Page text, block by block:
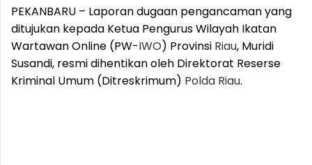
PEKANBARU – Laporan dugaan pengancaman yang
ditujukan kepada Ketua Pengurus Wilayah Ikatan
Wartawan Online (PW-IWO) Provinsi Riau, Muridi
Susandi, resmi dihentikan oleh Direktorat Reserse
Kriminal Umum (Ditreskrimum) Polda Riau.